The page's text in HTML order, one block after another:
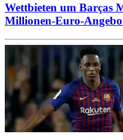
Wettbieten um Barças
Millionen-Euro-